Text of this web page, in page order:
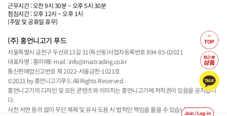
Join / Log-in
근무시간 : 오전 9시 30분 ~ 오후 5시 30분
점심시간 : 오후 12시 ~ 오후 1시
(주말 및 공휴일 휴무)
(주) 홍언니고기 푸드
서울특별시 금천구 두산로13길 31(독산동)사업자등록번호 894-85-02021
대표자명 : 홍미애E-mail : info@miatrading.co.kr
통신판매업신고번호 제 2022-서울금천-1021호
©2021 by 홍언니고기푸드 All Rights Reserved.
홍언니고기의 디자인 및 모든 콘텐츠와 이미지는 홍언니고기에 저작권이 있음을 공지합니
다.
사전 서면 동의 없이 무단 복제 및 유사 도용 시 법적인 책임을 물을 수 있습니다.